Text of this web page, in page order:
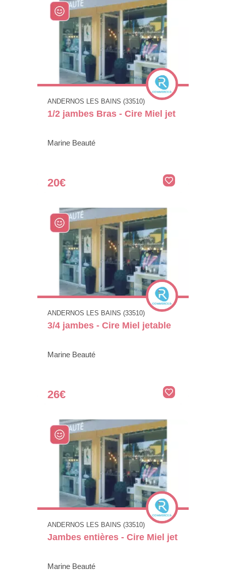
ANDERNOS LES BAINS (33510)
1/2 jambes Bras - Cire Miel jet
Marine Beauté
20€
ANDERNOS LES BAINS (33510)
3/4 jambes - Cire Miel jetable
Marine Beauté
26€
ANDERNOS LES BAINS (33510)
Jambes entières - Cire Miel jet
Marine Beauté